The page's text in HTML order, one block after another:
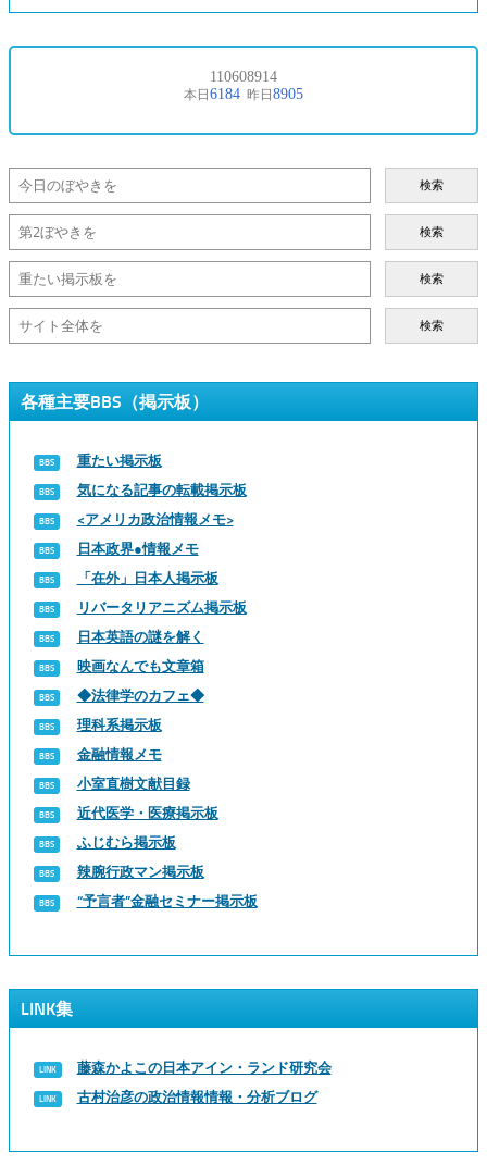
検索
検索
検索
検索
各種主要BBS（掲示板）
重たい掲示板
気になる記事の転載掲示板
<アメリカ政治情報メモ>
日本政界●情報メモ
「在外」日本人掲示板
リバータリアニズム掲示板
日本英語の謎を解く
映画なんでも文章箱
◆法律学のカフェ◆
理科系掲示板
金融情報メモ
小室直樹文献目録
近代医学・医療掲示板
ふじむら掲示板
辣腕行政マン掲示板
“予言者”金融セミナー掲示板
LINK集
藤森かよこの日本アイン・ランド研究会
古村治彦の政治情報情報・分析ブログ